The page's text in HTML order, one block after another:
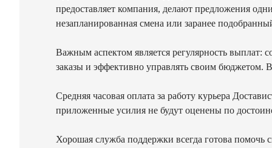
предоставляет компания, делают предложения
незапланированная смена или заранее
Важным аспектом является регулярность выплат:
заказы и эффективно управлять своим бюджетом.
Средняя часовая оплата за работу курьера
приложенные усилия не будут оценены по
Хорошая служба поддержки всегда готова помочь